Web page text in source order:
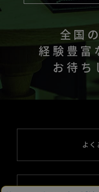
全国
経験豊富
お待ち
よく